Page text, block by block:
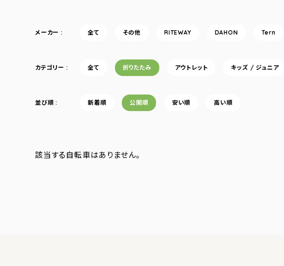
メーカー 全て その他 RITEWAY DAHON Tern
カテゴリー 全て 折りたたみ アウトレット キッズ / ジュニア
並び順 新着順 公開順 安い順 高い順
該当する自転車はありません。